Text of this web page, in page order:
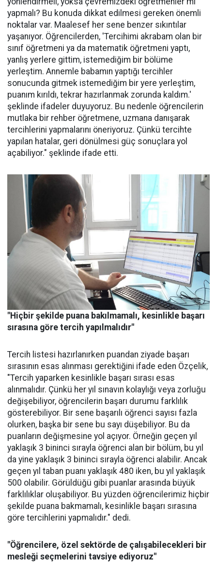
yapmalı? Bu konuda dikkat edilmesi gereken önemli
noktalar var. Maalesef her sene benzer sıkıntılar
yaşanıyor. Öğrencilerden, 'Tercihimi akrabam olan bir
sınıf öğretmeni ya da matematik öğretmeni yaptı,
yanlış yerlere gittim, istemediğim bir bölüme
yerleştim. Annemle babamın yaptığı tercihler
sonucunda gitmek istemediğim bir yere yerleştim,
puanım kırıldı, tekrar hazırlanmak zorunda kaldım.'
şeklinde ifadeler duyuyoruz. Bu nedenle öğrencilerin
mutlaka bir rehber öğretmene, uzmana danışarak
tercihlerini yapmalarını öneriyoruz. Çünkü tercihte
yapılan hatalar, geri dönülmesi güç sonuçlara yol
açabiliyor." şeklinde ifade etti.
"Hiçbir şekilde puana bakılmamalı, kesinlikle başarı
sırasına göre tercih yapılmalıdır"
Tercih listesi hazırlanırken puandan ziyade başarı
sırasının esas alınması gerektiğini ifade eden Özçelik,
"Tercih yaparken kesinlikle başarı sırası esas
alınmalıdır. Çünkü her yıl sınavın kolaylığı veya zorluğu
değişebiliyor, öğrencilerin başarı durumu farklılık
gösterebiliyor. Bir sene başarılı öğrenci sayısı fazla
olurken, başka bir sene bu sayı düşebiliyor. Bu da
puanların değişmesine yol açıyor. Örneğin geçen yıl
yaklaşık 3 bininci sırayla öğrenci alan bir bölüm, bu yıl
da yine yaklaşık 3 bininci sırayla öğrenci alabilir. Ancak
geçen yıl taban puanı yaklaşık 480 iken, bu yıl yaklaşık
500 olabilir. Görüldüğü gibi puanlar arasında büyük
farklılıklar oluşabiliyor. Bu yüzden öğrencilerimiz hiçbir
şekilde puana bakmamalı, kesinlikle başarı sırasına
göre tercihlerini yapmalıdır." dedi.
"Öğrencilere, özel sektörde de çalışabilecekleri bir
mesleği seçmelerini tavsiye ediyoruz"